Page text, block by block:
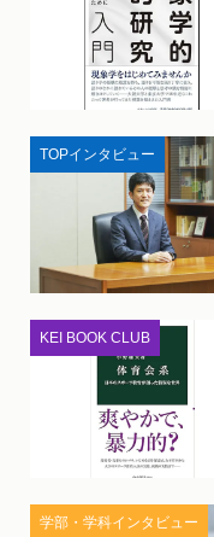
TOPインタビュー
KEI BOOK CLUB
学部・学科インタビュー